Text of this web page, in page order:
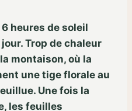
heures de soleil
Trop de chaleur
montaison, où la
une tige florale au
Une fois la
les feuilles